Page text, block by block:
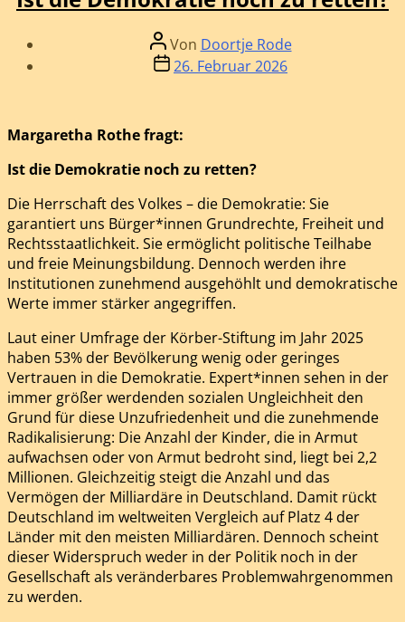
Beitragsautor
Von Doortje Rode
Beitragsdatum
26. Februar 2026
Margaretha Rothe fragt:
Ist die Demokratie noch zu retten?
Die Herrschaft des Volkes – die Demokratie: Sie
garantiert uns Bürger*innen Grundrechte, Freiheit und
Rechtsstaatlichkeit. Sie ermöglicht politische Teilhabe
und freie Meinungsbildung. Dennoch werden ihre
Institutionen zunehmend ausgehöhlt und demokratische
Werte immer stärker angegriffen.
Laut einer Umfrage der Körber-Stiftung im Jahr 2025
haben 53% der Bevölkerung wenig oder geringes
Vertrauen in die Demokratie. Expert*innen sehen in der
immer größer werdenden sozialen Ungleichheit den
Grund für diese Unzufriedenheit und die zunehmende
Radikalisierung: Die Anzahl der Kinder, die in Armut
aufwachsen oder von Armut bedroht sind, liegt bei 2,2
Millionen. Gleichzeitig steigt die Anzahl und das
Vermögen der Milliardäre in Deutschland. Damit rückt
Deutschland im weltweiten Vergleich auf Platz 4 der
Länder mit den meisten Milliardären. Dennoch scheint
dieser Widerspruch weder in der Politik noch in der
Gesellschaft als veränderbares Problemwahrgenommen
zu werden.